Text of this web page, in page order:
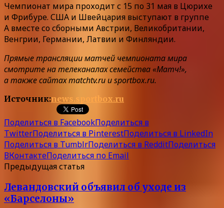
Чемпионат мира проходит с 15 по 31 мая в Цюрихе
и Фрибуре. США и Швейцария выступают в группе
A вместе со сборными Австрии, Великобритании,
Венгрии, Германии, Латвии и Финляндии.
Прямые трансляции матчей чемпионата мира
смотрите на телеканалах семейства «Матч!»,
а также сайтах matchtv.ru и sportbox.ru.
Источник:news.sportbox.ru
Поделиться в FacebookПоделиться в
TwitterПоделиться в PinterestПоделиться в LinkedIn
Поделиться в TumblrПоделиться в RedditПоделиться
ВКонтактеПоделиться по Email
Предыдущая статья
Левандовский объявил об уходе из
«Барселоны»